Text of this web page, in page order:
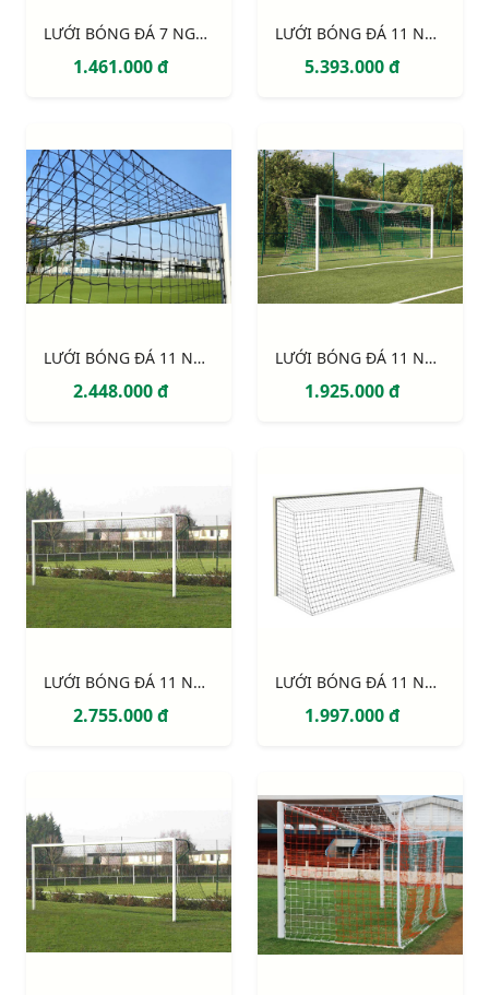
LƯỚI BÓNG ĐÁ 7 NGƯỜI SỢI 3MM, Ô 120MM S12762W
1.461.000 đ
LƯỚI BÓNG ĐÁ 11 NGƯỜI SỢI 4MM, Ô 120MM S12924W
5.393.000 đ
LƯỚI BÓNG ĐÁ 11 NGƯỜI S12863W
2.448.000 đ
LƯỚI BÓNG ĐÁ 11 NGƯỜI S12861W
1.925.000 đ
LƯỚI BÓNG ĐÁ 11 NGƯỜI S12920W
2.755.000 đ
LƯỚI BÓNG ĐÁ 11 NGƯỜI S12862W
1.997.000 đ